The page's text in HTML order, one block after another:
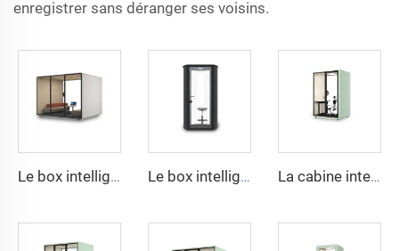
enregistrer sans déranger ses voisins.
Le box intelligent et insonorisé pour 8 personnes - série Cyspace S Le box intelligent et insonorisé pour 1 personne - série Cyspace B La cabine intelligente et insonorisée pour 2 personnes - série Cyspace X